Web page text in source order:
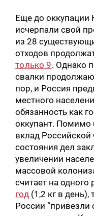
Еще до оккупации
исчерпали свой
из 28
отходов
только 9. Однако
свалки
пор, и Россия
местного
обязанность как
оккупант. Помимо
вклад
состояния дел
увеличении
массовой
считает на
год(1,2 кг в день),
России “привезли